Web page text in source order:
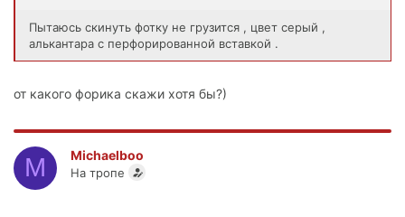
Пытаюсь скинуть фотку не грузится , цвет серый ,
алькантара с перфорированной вставкой .
от какого форика скажи хотя бы?)
M Michaelboo
На тропе